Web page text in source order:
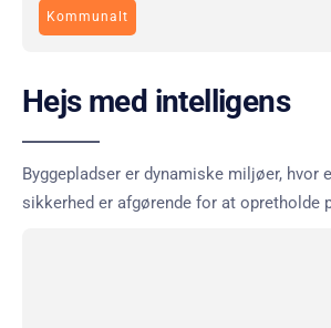
Kommunalt
Hejs med intelligens
Byggepladser er dynamiske miljøer,
sikkerhed er afgørende for at opretholde